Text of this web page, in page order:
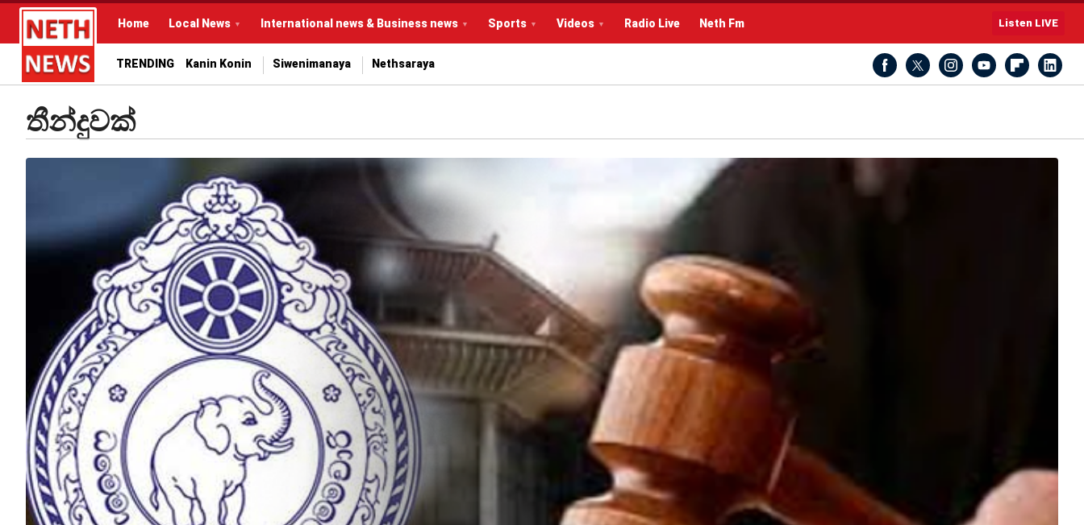
Home Local News International news & Business news Sports Videos Radio Live Neth Fm Listen LIVE
TRENDING Kanin Konin Siwenimanaya Nethsaraya
තීන්දුවක්